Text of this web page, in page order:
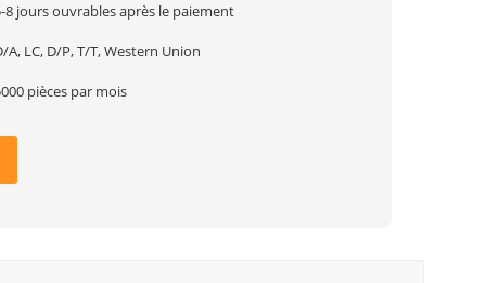
8 jours ouvrables après le paiement
A, LC, D/P, T/T, Western Union
pièces par mois